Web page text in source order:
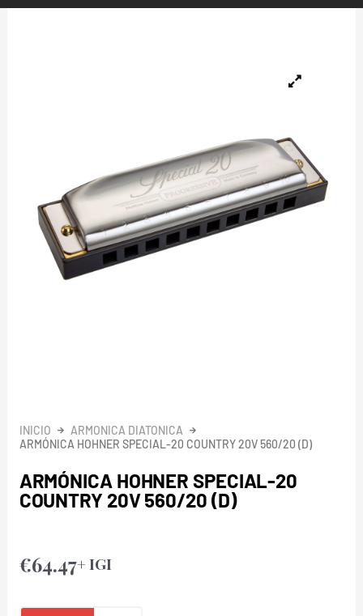
INICIO
ARMONICA DIATONICA
ARMÓNICA HOHNER SPECIAL-20 COUNTRY 20V 560/20 (D)
ARMÓNICA HOHNER SPECIAL-20
COUNTRY 20V 560/20 (D)
€64.47+ IGI